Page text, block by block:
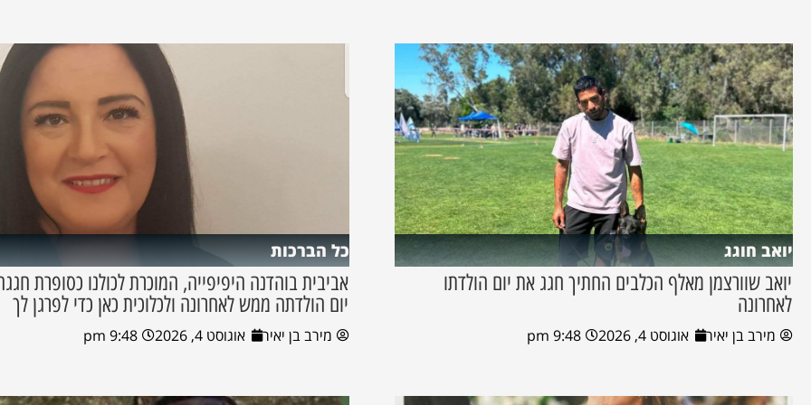
יואב חוגג
יואב שוורצמן מאלף הכלבים החתיך חגג את יום הולדתו
לאחרונה
מירב בן יאיר אוגוסט 4, 2026 9:48 pm
כל הברכות
אביבית בוהדנה היפיפייה, המוכרת לכולנו כסופרת
יום הולדתה ממש לאחרונה ולכלוכית כאן כדי לפרגן לך
מירב בן יאיר אוגוסט 4, 2026 9:48 pm